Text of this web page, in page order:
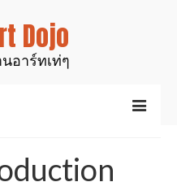
Dojo
อาร์ทเท่ๆ